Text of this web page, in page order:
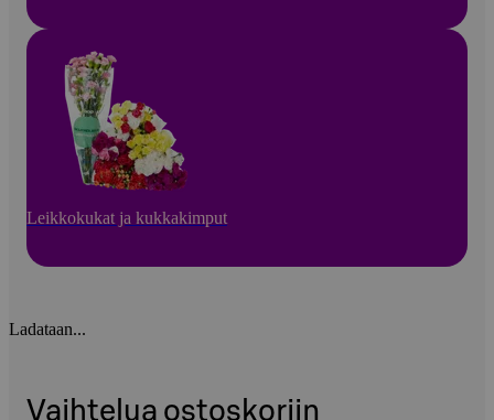
Leikkokukat ja kukkakimput
Ladataan...
Vaihtelua ostoskoriin